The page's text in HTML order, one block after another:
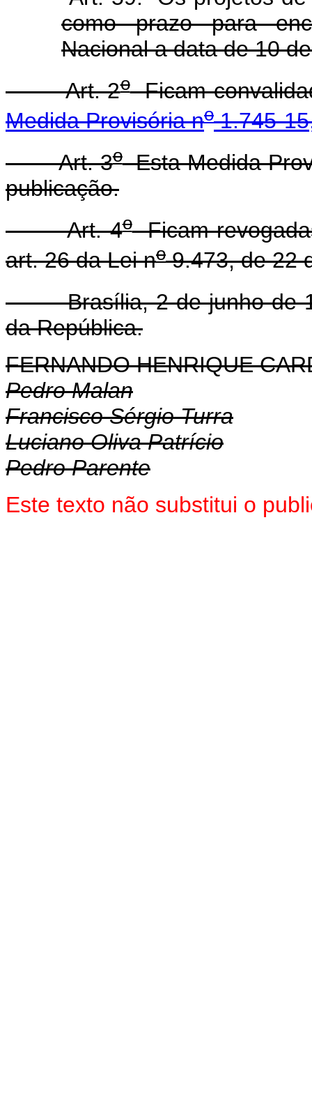
como prazo para
Nacional a data de 10
Art. 2oFicam
Medida Provisória no1.745-
Art. 3oEsta Medida
publicação.
Art. 4oFicam
art. 26 da Lei no9.473, de 22
Brasília, 2 de junho de
da República.
FERNANDO HENRIQUE
Pedro Malan
Francisco Sérgio Turra
Luciano Oliva Patrício
Pedro Parente
Este texto não substitui o